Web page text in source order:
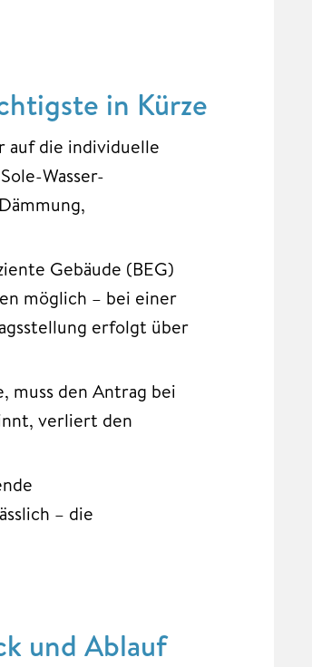
in Kürze
auf die individuelle
Wasser-
Gebäude (BEG)
möglich – bei einer
erfolgt über
muss den Antrag bei
verliert den
– die
und Ablauf